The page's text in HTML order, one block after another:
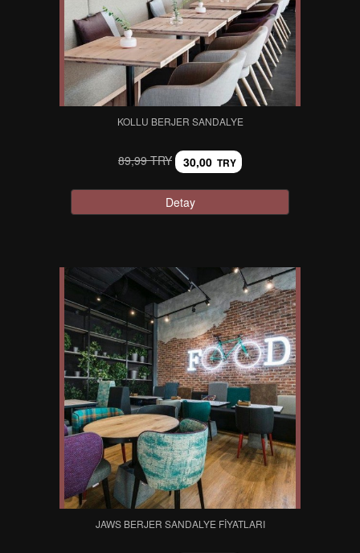
KOLLU BERJER SANDALYE
89,99 TRY 30,00 TRY
Detay
JAWS BERJER SANDALYE FIYATLARI